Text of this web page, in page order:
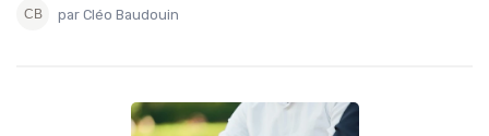
par Cléo Baudouin